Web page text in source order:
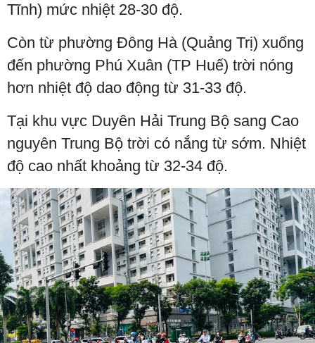
Tĩnh) mức nhiệt 28-30 độ.
Còn từ phường Đông Hà (Quảng Trị) xuống
đến phường Phú Xuân (TP Huế) trời nóng
hơn nhiệt độ dao động từ 31-33 độ.
Tại khu vực Duyên Hải Trung Bộ sang Cao
nguyên Trung Bộ trời có nắng từ sớm. Nhiệt
độ cao nhất khoảng từ 32-34 độ.